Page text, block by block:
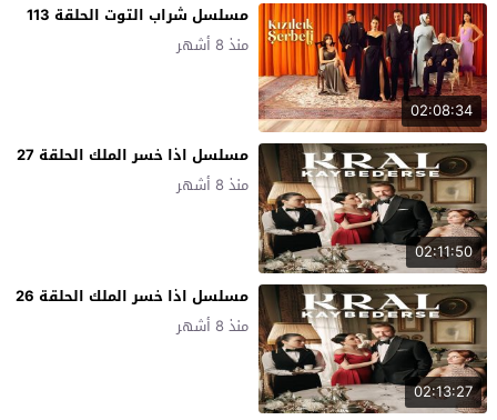
02:08:34
مسلسل شراب التوت الحلقة 113
منذ 8 أشهر
02:11:50
مسلسل اذا خسر الملك الحلقة 27
منذ 8 أشهر
02:13:27
مسلسل اذا خسر الملك الحلقة 26
منذ 8 أشهر